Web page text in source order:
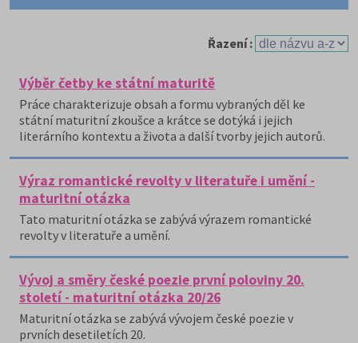
Řazení :
Výběr četby ke státní maturitě
Práce charakterizuje obsah a formu vybraných děl ke
státní maturitní zkoušce a krátce se dotýká i jejich
literárního kontextu a života a další tvorby jejich autorů.
Výraz romantické revolty v literatuře i umění -
maturitní otázka
Tato maturitní otázka se zabývá výrazem romantické
revolty v literatuře a umění.
Vývoj a směry české poezie první poloviny 20.
století - maturitní otázka 20/26
Maturitní otázka se zabývá vývojem české poezie v
prvních desetiletích 20.